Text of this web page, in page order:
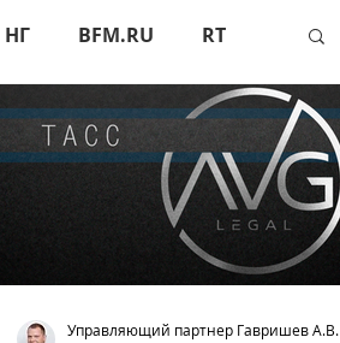
НГ BFM.RU RT
АПИ СФ
АИФ
Управляющий партнер Гавришев А.В.